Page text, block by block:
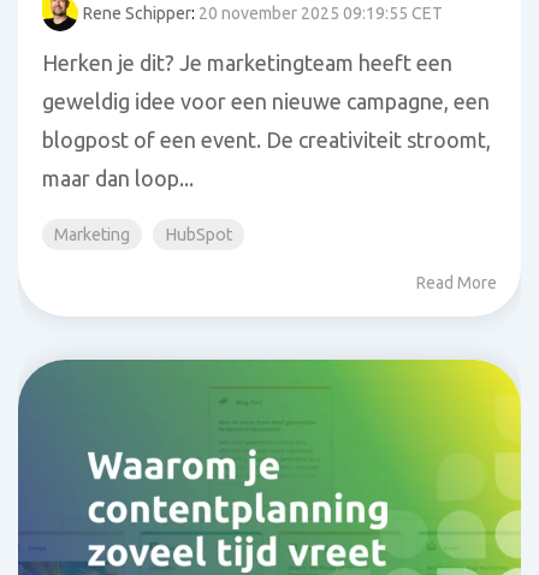
Rene Schipper: 20 november 2025 09:19:55 CET
Herken je dit? Je marketingteam heeft een
geweldig idee voor een nieuwe campagne, een
blogpost of een event. De creativiteit stroomt,
maar dan loop...
Marketing HubSpot
Read More